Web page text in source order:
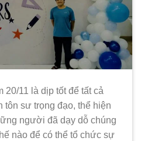
20/11 là dịp tốt để tất cả
tôn sư trọng đạo, thể hiện
người đã dạy dỗ chúng
nào để có thể tổ chức sự